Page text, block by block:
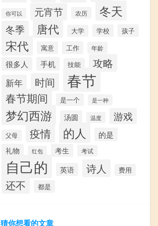
你可以 元宵节 农历 冬天
冬季 唐代 大学 学校 孩子
宋代 寓意 工作 年龄
很多人 手机 技能 攻略
新年 时间 春节
春节期间 是一个 是一种
梦幻西游 汤圆 温度 游戏
父母 疫情 的人 的是
礼物 红包 考生 考试
自己的 英语 诗人 费用
还不 都是
猜你想看的文章